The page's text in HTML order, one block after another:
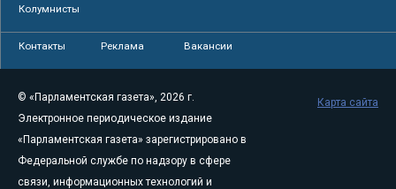
Колумнисты
Контакты Реклама Вакансии
© «Парламентская газета», 2026 г.
Электронное периодическое издание
«Парламентская газета» зарегистрировано в
Федеральной службе по надзору в сфере
связи, информационных технологий и
Карта сайта